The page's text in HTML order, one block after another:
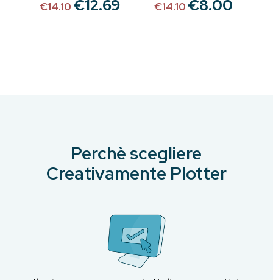
€14.10 Il
€12.69Il
€14.10 Il
€8.00Il
Perchè scegliere
Creativamente Plotter